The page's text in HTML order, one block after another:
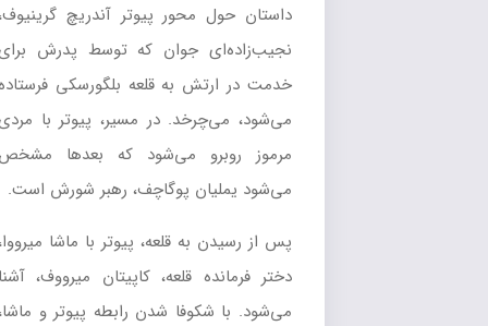
داستان حول محور پیوتر آندریچ گرینیوف،
نجیب‌زاده‌ای جوان که توسط پدرش برای
خدمت در ارتش به قلعه بلگورسکی فرستاده
می‌شود، می‌چرخد. در مسیر، پیوتر با مردی
مرموز روبرو می‌شود که بعدها مشخص
می‌شود یملیان پوگاچف، رهبر شورش است.
پس از رسیدن به قلعه، پیوتر با ماشا میرووا،
دختر فرمانده قلعه، کاپیتان میرووف، آشنا
می‌شود. با شکوفا شدن رابطه پیوتر و ماشا،